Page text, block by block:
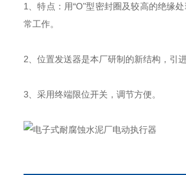
1、特点：用“O"型密封圈及较高的绝缘
常工作。
2、位置发送器是本厂研制的新结构，引
3、采用终端限位开关，调节方便。